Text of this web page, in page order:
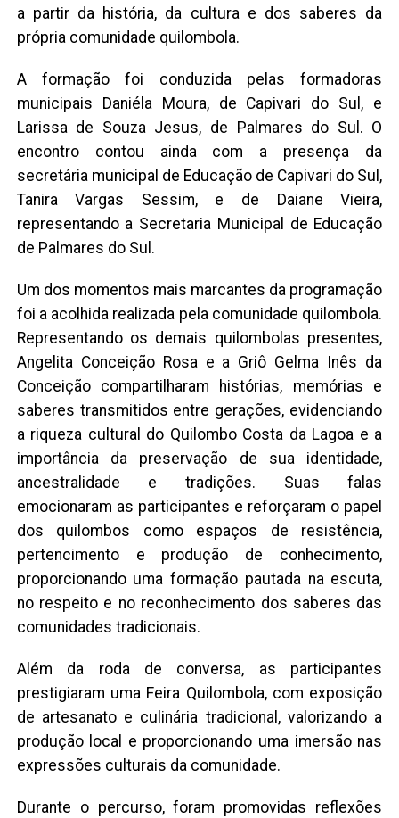
a partir da história, da cultura e dos saberes da
própria comunidade quilombola.
A formação foi conduzida pelas formadoras
municipais Daniéla Moura, de Capivari do Sul, e
Larissa de Souza Jesus, de Palmares do Sul. O
encontro contou ainda com a presença da
secretária municipal de Educação de Capivari do Sul,
Tanira Vargas Sessim, e de Daiane Vieira,
representando a Secretaria Municipal de Educação
de Palmares do Sul.
Um dos momentos mais marcantes da programação
foi a acolhida realizada pela comunidade quilombola.
Representando os demais quilombolas presentes,
Angelita Conceição Rosa e a Griô Gelma Inês da
Conceição compartilharam histórias, memórias e
saberes transmitidos entre gerações, evidenciando
a riqueza cultural do Quilombo Costa da Lagoa e a
importância da preservação de sua identidade,
ancestralidade e tradições. Suas falas
emocionaram as participantes e reforçaram o papel
dos quilombos como espaços de resistência,
pertencimento e produção de conhecimento,
proporcionando uma formação pautada na escuta,
no respeito e no reconhecimento dos saberes das
comunidades tradicionais.
Além da roda de conversa, as participantes
prestigiaram uma Feira Quilombola, com exposição
de artesanato e culinária tradicional, valorizando a
produção local e proporcionando uma imersão nas
expressões culturais da comunidade.
Durante o percurso, foram promovidas reflexões